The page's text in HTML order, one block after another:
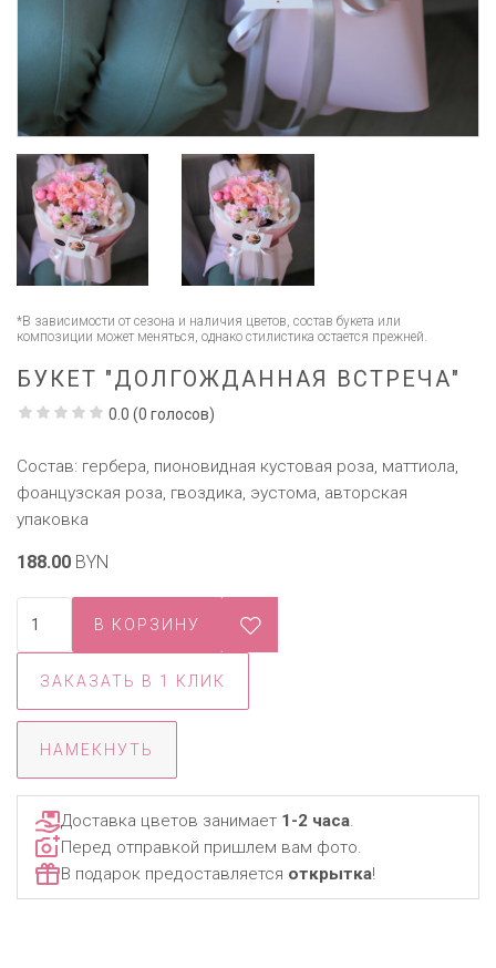
*В зависимости от сезона и наличия цветов, состав букета или
композиции может меняться, однако стилистика остается прежней.
БУКЕТ "ДОЛГОЖДАННАЯ ВСТРЕЧА"
0.0 (0 голосов)
Состав: гербера, пионовидная кустовая роза, маттиола,
фоанцузская роза, гвоздика, эустома, авторская
упаковка
188.00 BYN
ЗАКАЗАТЬ В 1 КЛИК
НАМЕКНУТЬ
Доставка цветов занимает 1-2 часа.
Перед отправкой пришлем вам фото.
В подарок предоставляется открытка!